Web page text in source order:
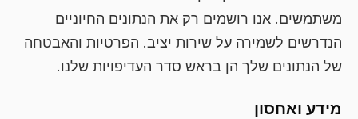
משתמשים. אנו רושמים רק את הנתונים החיוניים
הנדרשים לשמירה על שירות יציב. הפרטיות והאבטחה
של הנתונים שלך הן בראש סדר העדיפויות שלנו.
מידע ואחסון